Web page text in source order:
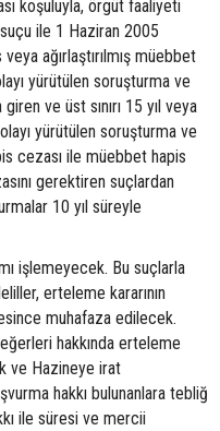
koşuluyla, örgüt faaliyeti
ile 1 Haziran 2005
ağırlaştırılmış müebbet
yürütülen soruşturma ve
ve üst sınırı 15 yıl veya
yürütülen soruşturma ve
cezası ile müebbet hapis
gerektiren suçlardan
10 yıl süreyle
işlemeyecek. Bu suçlarla
erteleme kararının
muhafaza edilecek.
hakkında erteleme
ve Hazineye irat
hakkı bulunanlara tebliğ
ile süresi ve mercii